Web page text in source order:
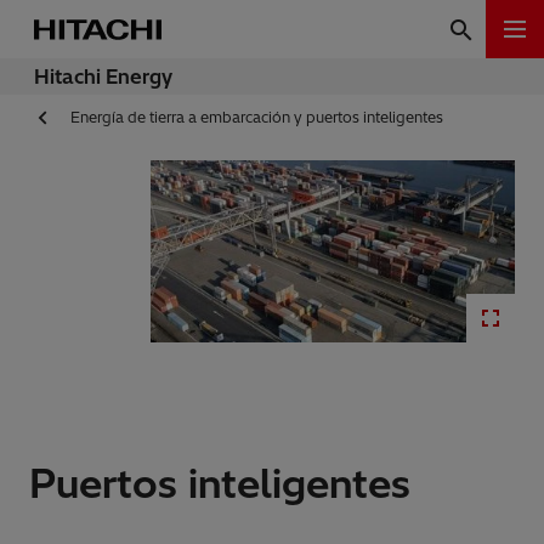
Hitachi Energy
Energía de tierra a embarcación y puertos inteligentes
Puertos inteligentes